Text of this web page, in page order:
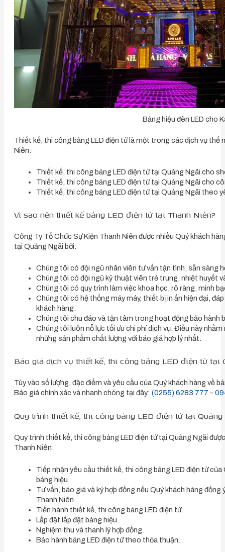
Bảng hiệu đèn LED cho
Thiết kế, thi công bảng LED điện tử là một trong các dịch vụ thế
Niên:
Thiết kế, thi công bảng LED điện tử tại Quảng Ngãi cho
Thiết kế, thi công bảng LED điện tử tại Quảng Ngãi cho
Thiết kế, thi công bảng LED điện tử tại Quảng Ngãi theo
Vì sao nên thiết kế bảng LED điện tử tại Thanh Niên?
Công Ty Tổ Chức Sự Kiện Thanh Niên được nhiều Quý khách
tại Quảng Ngãi bởi:
Chúng tôi có đội ngũ nhân viên tư vấn tận tình, sẵn sàng
Chúng tôi có đội ngũ kỹ thuật viên trẻ trung, nhiệt huyết
Chúng tôi có quy trình làm việc khoa học, rõ ràng, minh
Chúng tôi có hệ thống máy máy, thiết bị in ấn hiện đại,
khách hàng.
Chúng tôi chu đáo và tận tâm trong hoạt động bảo hành
Chúng tôi luôn nỗ lực tối ưu chi phí dịch vụ. Điều này
những sản phẩm chất lượng với báo giá hợp lý nhất.
Báo giá dịch vụ thiết kế, thi công bảng LED điện tử tại
Tùy vào số lượng, đặc điểm và yêu cầu của Quý khách hàng về
Báo giá chính xác và nhanh chóng tại đây: (0255) 6283 777 –
Quy trình thiết kế, thi công bảng LED điện tử tại
Quy trình thiết kế, thi công bảng LED điện tử tại Quảng Ngãi
Thanh Niên:
Tiếp nhận yêu cầu thiết kế, thi công bảng LED điện tử
bảng hiệu.
Tư vấn, báo giá và ký hợp đồng nếu Quý khách hàng
Thanh Niên.
Tiến hành thiết kế, thi công bảng LED điện tử.
Lắp đặt lắp đặt bảng hiệu.
Nghiệm thu và thanh lý hợp đồng.
Bảo hành bảng LED điện tử theo thỏa thuận.